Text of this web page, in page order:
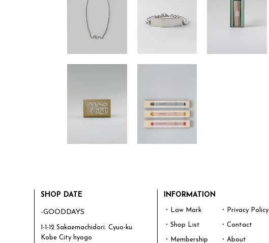
SHOP DATE
-GOODDAYS
1-1-12 Sakaemachidori. Cyuo-ku
Kobe City hyogo
INFORMATION
・Law Mark ・Privacy Policy
・Shop List ・Contact
・Membership ・About